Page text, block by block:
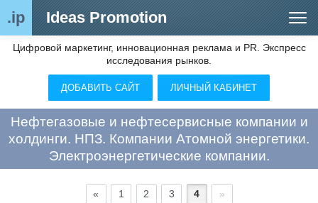
.ip Ideas Promotion
Сегменты рынка
Цифровой ремаркетинг (анализ рынка)
Видео
Цифровой маркетинг, инновационная реклама и PR. Экспресс
исследования рынков.
ДОБАВИТЬ САЙТ ЛИЧНЫЙ КАБИНЕТ
Нефтегазовые и нефтесервисные компании и
холдинги. НПЗ. Компании Атомной энергетики.
Электроэнергетические компании.
« 1 2 3 4 »